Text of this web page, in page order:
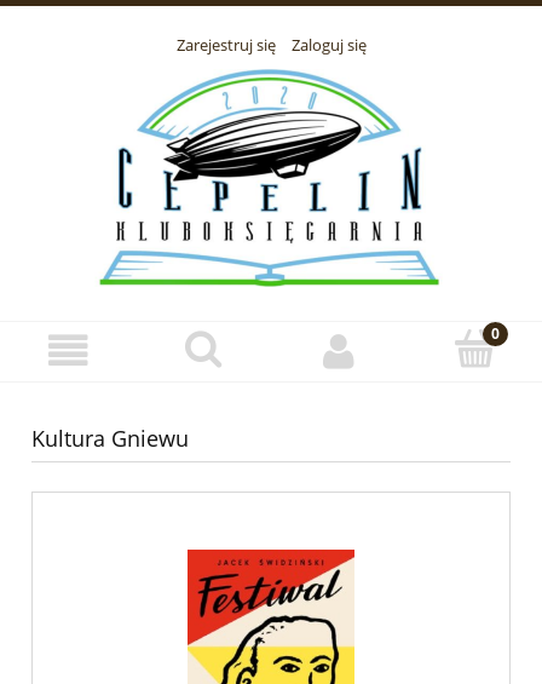
Zarejestruj się Zaloguj się
Kultura Gniewu